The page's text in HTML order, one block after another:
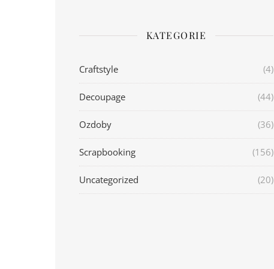
KATEGORIE
Craftstyle (4)
Decoupage (44)
Ozdoby (36)
Scrapbooking (156)
Uncategorized (20)